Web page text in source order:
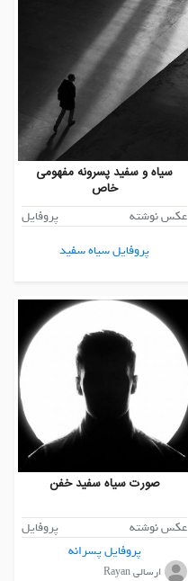
سیاه و سفید پسرونه مفهومی
خاص
عکس نوشته
پروفایل
پروفایل سیاه سفید
صورت سیاه سفید خفن
عکس نوشته
پروفایل
پروفایل پسرانه
ارسالی Rayan